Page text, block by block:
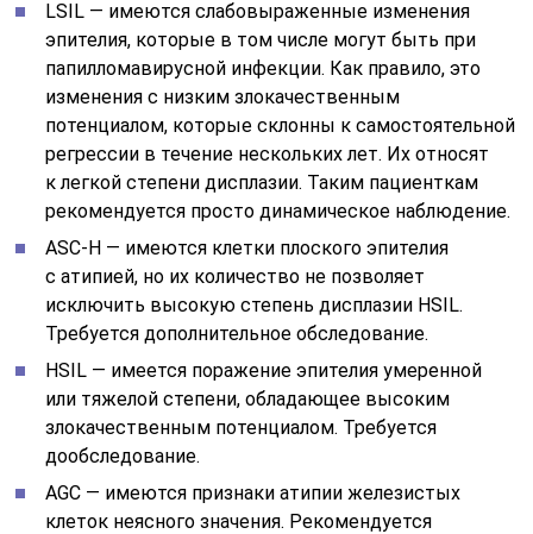
LSIL — имеются слабовыраженные изменения
эпителия, которые в том числе могут быть при
папилломавирусной инфекции. Как правило, это
изменения с низким злокачественным
потенциалом, которые склонны к самостоятельной
регрессии в течение нескольких лет. Их относят
к легкой степени дисплазии. Таким пациенткам
рекомендуется просто динамическое наблюдение.
ASC-Н — имеются клетки плоского эпителия
с атипией, но их количество не позволяет
исключить высокую степень дисплазии HSIL.
Требуется дополнительное обследование.
HSIL — имеется поражение эпителия умеренной
или тяжелой степени, обладающее высоким
злокачественным потенциалом. Требуется
дообследование.
AGC — имеются признаки атипии железистых
клеток неясного значения. Рекомендуется